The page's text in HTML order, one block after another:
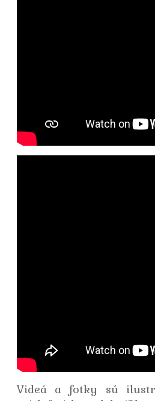
Videá a fotky sú